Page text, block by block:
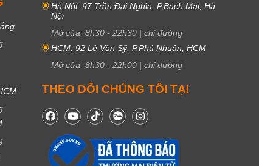
Hà Nội: 97 Trần Đại Nghĩa, P.Bạch Mai, Hà
Nội
Mở cửa: 8h30 - 22h30 | chỉ đường
HCM: 92 Lê Văn Sỹ, P.Phú Nhuận, HCM
Mở cửa: 8h30 - 22h00 | chỉ đường
THEO DÕI CHÚNG TÔI TẠI